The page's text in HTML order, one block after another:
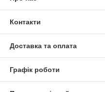
Контакти
Доставка та оплата
Графік роботи